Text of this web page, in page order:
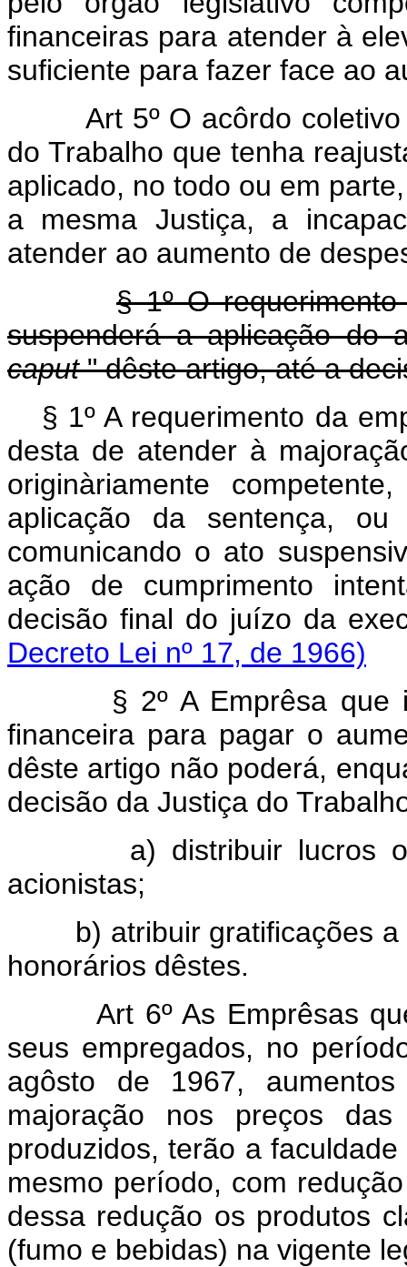
financeiras para atender à
suficiente para fazer face ao
Art 5º O acôrdo
do Trabalho que tenha
aplicado, no todo ou em
a mesma Justiça, a
atender ao aumento de
§ 1º O
suspenderá a aplicação do
caput" dêste artigo, até a
§ 1º A requerimento da
desta de atender à
originàriamente
aplicação da sentença,
comunicando o ato
ação de cumprimento
decisão final do juízo
Decreto Lei nº 17, de 1966)
§ 2º A Emprêsa que
financeira para pagar o
dêste artigo não poderá,
decisão da Justiça do
a) distribuir lucros ou
acionistas;
b) atribuir gratificações a
honorários dêstes.
Art 6º As Emprêsas
seus empregados, no
agôsto de 1967,
majoração nos preços
produzidos, terão a
mesmo período, com
dessa redução os produtos
(fumo e bebidas) na vigente